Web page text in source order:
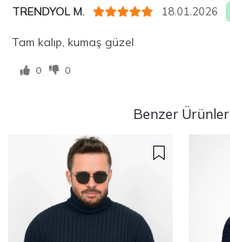
TRENDYOL M. 18.01.2026
Tam kalıp, kumaş güzel
0 0
Benzer Ürünler